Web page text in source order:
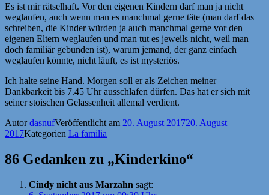
Es ist mir rätselhaft. Vor den eigenen Kindern darf man ja nicht
weglaufen, auch wenn man es manchmal gerne täte (man darf das
schreiben, die Kinder würden ja auch manchmal gerne vor den
eigenen Eltern weglaufen und man tut es jeweils nicht, weil man
doch familiär gebunden ist), warum jemand, der ganz einfach
weglaufen könnte, nicht läuft, es ist mysteriös.
Ich halte seine Hand. Morgen soll er als Zeichen meiner
Dankbarkeit bis 7.45 Uhr ausschlafen dürfen. Das hat er sich mit
seiner stoischen Gelassenheit allemal verdient.
AutordasnufVeröffentlicht am 20. August 201720. August
2017Kategorien La familia
86 Gedanken zu „Kinderkino“
Cindy nicht aus Marzahn sagt: